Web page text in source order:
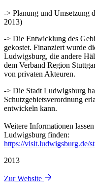
-> Planung und Umsetzung
2013)
-> Die Entwicklung des
gekostet. Finanziert wurde
Ludwigsburg, die andere
dem Verband Region
von privaten Akteuren.
-> Die Stadt Ludwigsburg
Schutzgebietsverordnung
entwickeln kann.
Weitere Informationen
Ludwigsburg finden:
https://visit.ludwigsburg.de/
2013
Zur Website